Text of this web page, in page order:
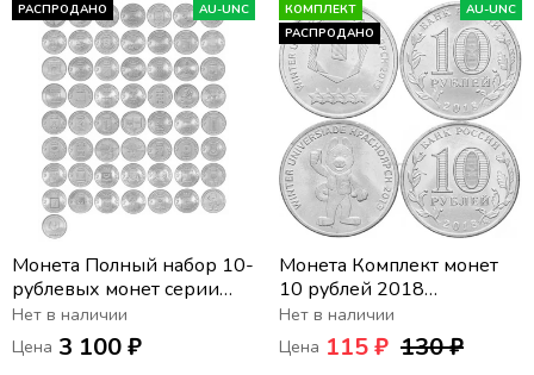
РАСПРОДАНО AU-UNC
Монета Полный набор 10-
рублевых монет серии
ГВС и другие 2010 - 2018
(57 штук)
Нет в наличии
Цена 3 100 ₽
КОМПЛЕКТ
РАСПРОДАНО
AU-UNC
Монета Комплект монет
10 рублей 2018
Всемирная зимняя
универсиада 2019 в г.
Красноярске - логотип и
Нет в наличии
Цена 115 ₽ 130 ₽